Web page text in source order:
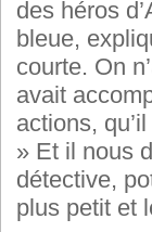
des héros
bleue,
courte. On
avait
actions,
» Et il nous
détective,
plus petit et